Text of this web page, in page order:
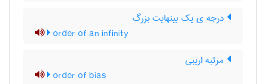
درجه ی یک بینهایت بزرگ
order of an infinity
مرتبه اریبی
order of bias